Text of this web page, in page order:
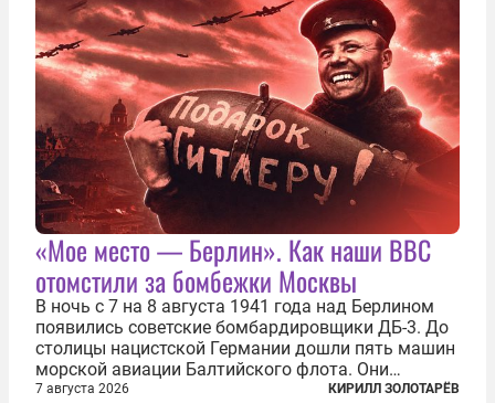
«Мое место — Берлин». Как наши ВВС
отомстили за бомбежки Москвы
В ночь с 7 на 8 августа 1941 года над Берлином
появились советские бомбардировщики ДБ-3. До
столицы нацистской Германии дошли пять машин
морской авиации Балтийского флота. Они
сбросили бомбы на город, который в тот момент
7 августа 2026 КИРИЛЛ ЗОЛОТАРЁВ